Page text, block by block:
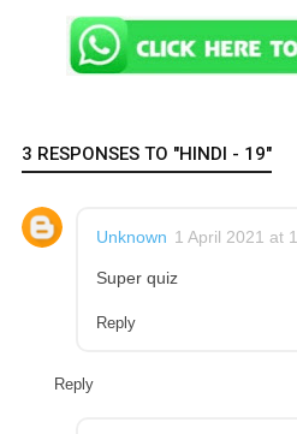
3 RESPONSES TO "HINDI - 19"
Unknown 1 April 2021 at
Super quiz
Reply
Reply